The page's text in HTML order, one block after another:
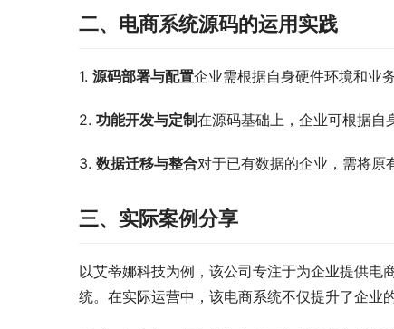
二、电商系统源码的运用实践
1. 源码部署与配置企业需根据自身硬件环境和业
2. 功能开发与定制在源码基础上，企业可根据自
3. 数据迁移与整合对于已有数据的企业，需将原
三、实际案例分享
以艾蒂娜科技为例，该公司专注于为企业提供电
统。在实际运营中，该电商系统不仅提升了企业